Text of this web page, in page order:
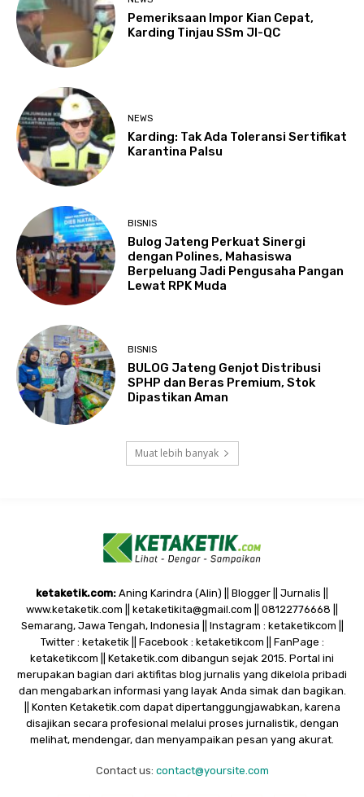
Pemeriksaan Impor Kian Cepat,
Karding Tinjau SSm JI-QC
NEWS
Karding: Tak Ada Toleransi Sertifikat
Karantina Palsu
BISNIS
Bulog Jateng Perkuat Sinergi
dengan Polines, Mahasiswa
Berpeluang Jadi Pengusaha Pangan
Lewat RPK Muda
BISNIS
BULOG Jateng Genjot Distribusi
SPHP dan Beras Premium, Stok
Dipastikan Aman
Muat lebih banyak
ketaketik.com: Aning Karindra (Alin) || Blogger || Jurnalis ||
www.ketaketik.com || ketaketikita@gmail.com || 08122776668 ||
Semarang, Jawa Tengah, Indonesia || Instagram : ketaketikcom ||
Twitter : ketaketik || Facebook : ketaketikcom || FanPage :
ketaketikcom || Ketaketik.com dibangun sejak 2015. Portal ini
merupakan bagian dari aktifitas blog jurnalis yang dikelola pribadi
dan mengabarkan informasi yang layak Anda simak dan bagikan.
|| Konten Ketaketik.com dapat dipertanggungjawabkan, karena
disajikan secara profesional melalui proses jurnalistik, dengan
melihat, mendengar, dan menyampaikan pesan yang akurat.
Contact us: contact@yoursite.com